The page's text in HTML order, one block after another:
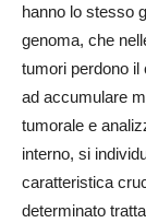
hanno lo stesso
genoma, che
tumori perdono il
ad accumulare
tumorale e
interno, si
caratteristica
determinato